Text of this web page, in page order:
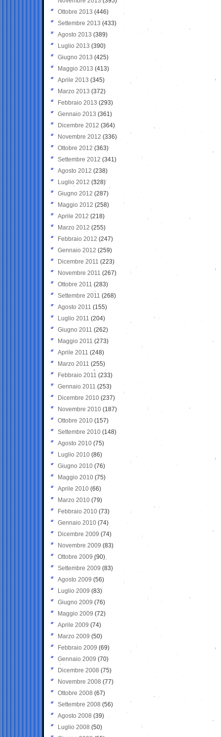
Ottobre 2013 (446)
Settembre 2013 (433)
Agosto 2013 (389)
Luglio 2013 (390)
Giugno 2013 (425)
Maggio 2013 (413)
Aprile 2013 (345)
Marzo 2013 (372)
Febbraio 2013 (293)
Gennaio 2013 (361)
Dicembre 2012 (364)
Novembre 2012 (336)
Ottobre 2012 (363)
Settembre 2012 (341)
Agosto 2012 (238)
Luglio 2012 (328)
Giugno 2012 (287)
Maggio 2012 (258)
Aprile 2012 (218)
Marzo 2012 (255)
Febbraio 2012 (247)
Gennaio 2012 (259)
Dicembre 2011 (223)
Novembre 2011 (267)
Ottobre 2011 (283)
Settembre 2011 (268)
Agosto 2011 (155)
Luglio 2011 (204)
Giugno 2011 (262)
Maggio 2011 (273)
Aprile 2011 (248)
Marzo 2011 (255)
Febbraio 2011 (233)
Gennaio 2011 (253)
Dicembre 2010 (237)
Novembre 2010 (187)
Ottobre 2010 (157)
Settembre 2010 (148)
Agosto 2010 (75)
Luglio 2010 (86)
Giugno 2010 (76)
Maggio 2010 (75)
Aprile 2010 (66)
Marzo 2010 (79)
Febbraio 2010 (73)
Gennaio 2010 (74)
Dicembre 2009 (74)
Novembre 2009 (83)
Ottobre 2009 (90)
Settembre 2009 (83)
Agosto 2009 (56)
Luglio 2009 (83)
Giugno 2009 (76)
Maggio 2009 (72)
Aprile 2009 (74)
Marzo 2009 (50)
Febbraio 2009 (69)
Gennaio 2009 (70)
Dicembre 2008 (75)
Novembre 2008 (77)
Ottobre 2008 (67)
Settembre 2008 (56)
Agosto 2008 (39)
Luglio 2008 (50)